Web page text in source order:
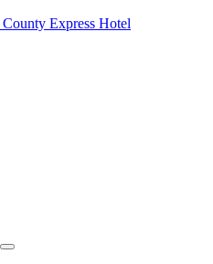
Express Hotel